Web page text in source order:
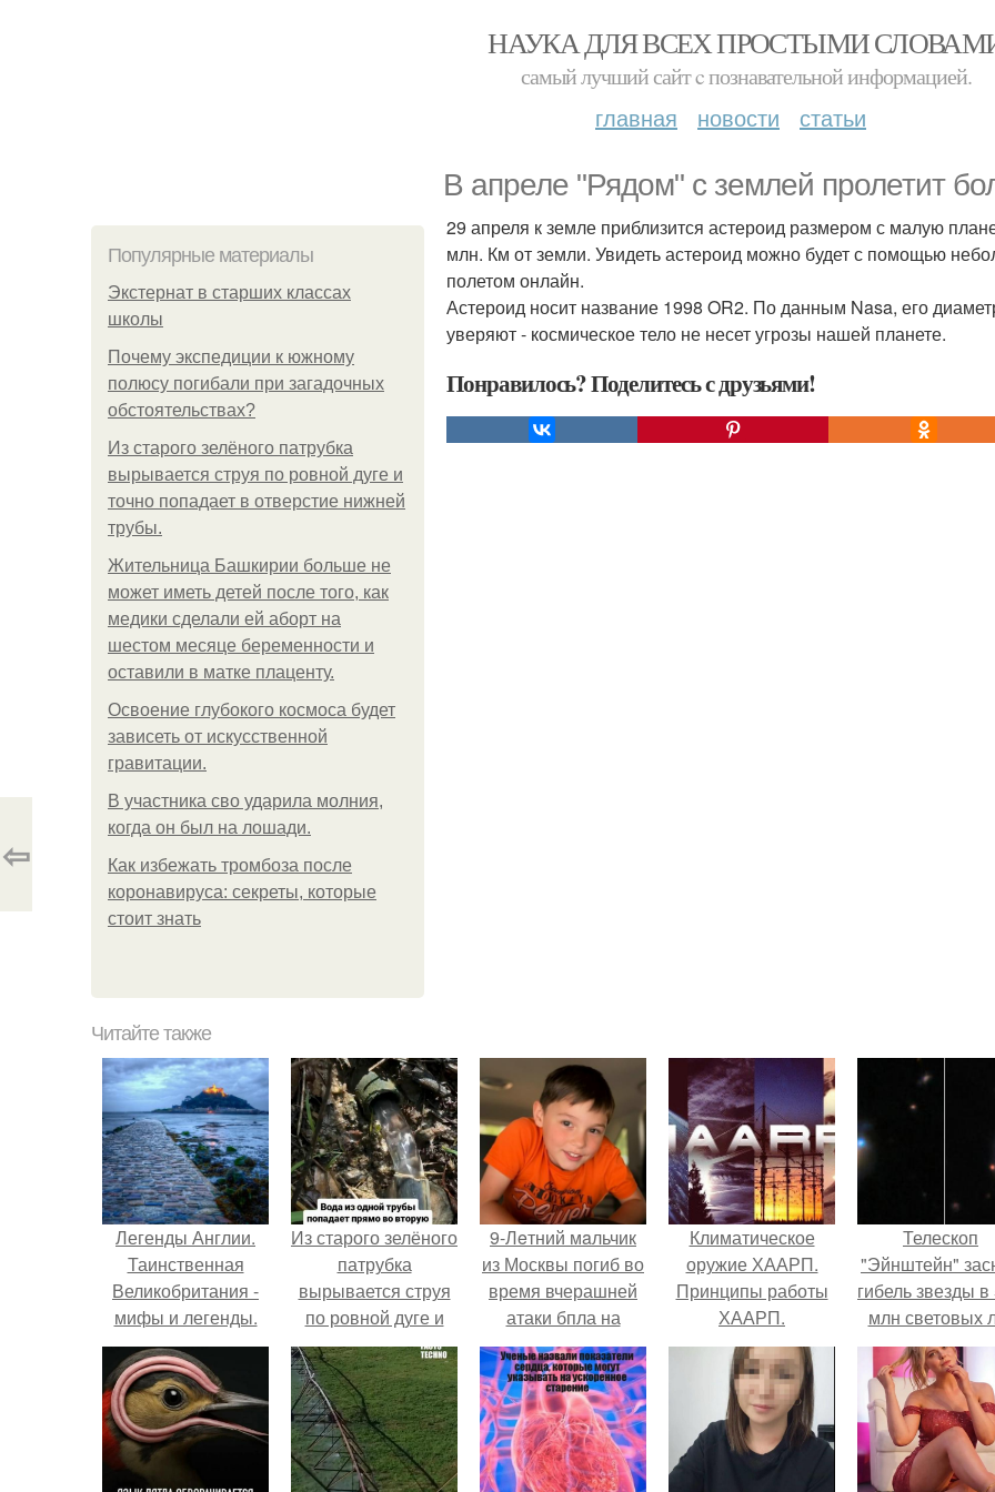
НАУКА ДЛЯ ВСЕХ ПРОСТЫМИ
самый лучший сайт c познавательной информацией.
главная новости статьи
В апреле "Рядом" с землей пролетит
Популярные материалы
Экстернат в старших классах
школы
Почему экспедиции к южному
полюсу погибали при загадочных
обстоятельствах?
Из старого зелёного патрубка
вырывается струя по ровной дуге и
точно попадает в отверстие нижней
трубы.
Жительница Башкирии больше не
может иметь детей после того, как
медики сделали ей аборт на
шестом месяце беременности и
оставили в матке плаценту.
Освоение глубокого космоса будет
зависеть от искусственной
гравитации.
В участника сво ударила молния,
когда он был на лошади.
Как избежать тромбоза после
коронавируса: секреты, которые
стоит знать
29 апреля к земле приблизится астероид размером с малую
млн. Км от земли. Увидеть астероид можно будет с помощью
полетом онлайн.
Астероид носит название 1998 OR2. По данным Nasa, его
уверяют - космическое тело не несет угрозы нашей планете.
Понравилось? Поделитесь с друзьями!
⇦
Читайте также
Легенды Англии.
Таинственная
Великобритания -
мифы и легенды.
Из старого зелёного
патрубка
вырывается струя
по ровной дуге и
точно попадает в
отверстие нижней
трубы.
9-Лeтний мaльчик
из Москвы погиб во
время вчерашней
атаки бпла на
пляже под
Геленджиком.
Климатическое
оружие ХААРП.
Принципы работы
ХААРП.
Телескоп
"Эйнштейн"
гибель звезды
млн световых
от земли.